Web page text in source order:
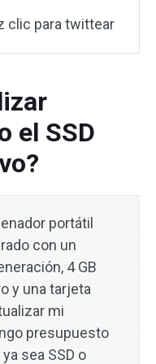
clic para twittear
el SSD
portátil
con un
4 GB
y una tarjeta
mi
presupuesto
sea SSD o